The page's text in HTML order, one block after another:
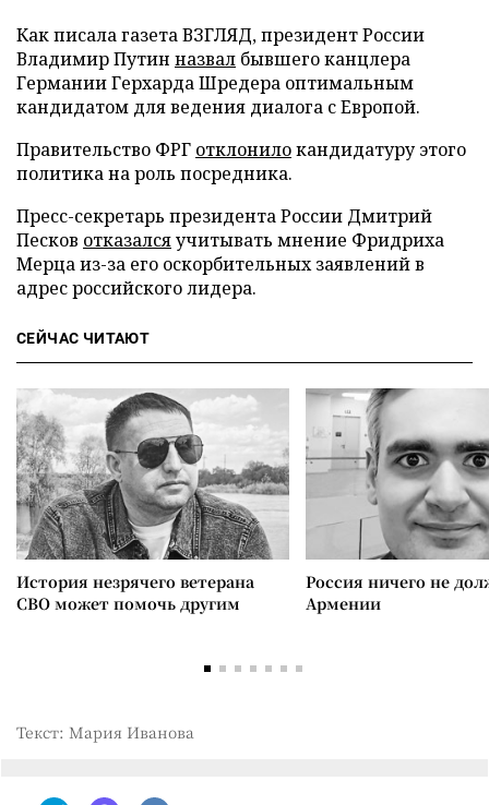
Как писала газета ВЗГЛЯД, президент России
Владимир Путин назвал бывшего канцлера
Германии Герхарда Шредера оптимальным
кандидатом для ведения диалога с Европой.
Правительство ФРГ отклонилокандидатуру этого
политика на роль посредника.
Пресс-секретарь президента России Дмитрий
Песков отказалсяучитывать мнение Фридриха
Мерца из-за его оскорбительных заявлений в
адрес российского лидера.
СЕЙЧАС ЧИТАЮТ
История незрячего ветерана
СВО может помочь другим
Россия ничего не
Армении
Текст: Мария Иванова